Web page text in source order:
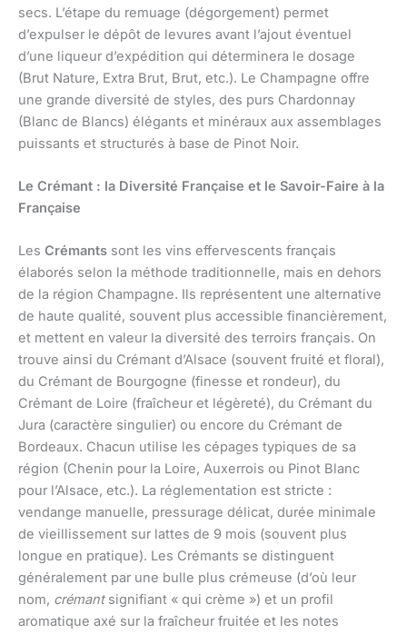
secs. L’étape du remuage (dégorgement) permet
d’expulser le dépôt de levures avant l’ajout éventuel
d’une liqueur d’expédition qui déterminera le dosage
(Brut Nature, Extra Brut, Brut, etc.). Le Champagne offre
une grande diversité de styles, des purs Chardonnay
(Blanc de Blancs) élégants et minéraux aux assemblages
puissants et structurés à base de Pinot Noir.
Le Crémant : la Diversité Française et le Savoir-Faire à la
Française
Les Crémants sont les vins effervescents français
élaborés selon la méthode traditionnelle, mais en dehors
de la région Champagne. Ils représentent une alternative
de haute qualité, souvent plus accessible financièrement,
et mettent en valeur la diversité des terroirs français. On
trouve ainsi du Crémant d’Alsace (souvent fruité et floral),
du Crémant de Bourgogne (finesse et rondeur), du
Crémant de Loire (fraîcheur et légèreté), du Crémant du
Jura (caractère singulier) ou encore du Crémant de
Bordeaux. Chacun utilise les cépages typiques de sa
région (Chenin pour la Loire, Auxerrois ou Pinot Blanc
pour l’Alsace, etc.). La réglementation est stricte :
vendange manuelle, pressurage délicat, durée minimale
de vieillissement sur lattes de 9 mois (souvent plus
longue en pratique). Les Crémants se distinguent
généralement par une bulle plus crémeuse (d’où leur
nom, crémantsignifiant « qui crème ») et un profil
aromatique axé sur la fraîcheur fruitée et les notes